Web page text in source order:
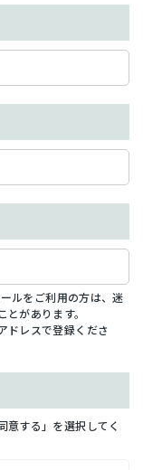
ルをご利用の方は、迷
があります。
ドレスで登録くださ
意する」を選択してく